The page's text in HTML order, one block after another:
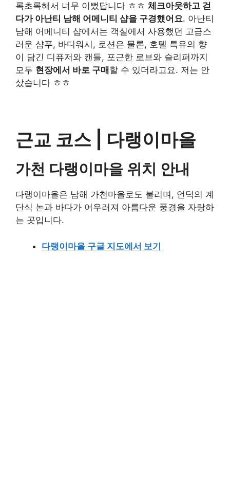
록초록해서 너무 이뻤답니다 ㅎㅎ 체크아웃하고 걷
다가 아난티 남해 어메니티 샵을 구경했어요. 아난티
남해 어메니티 샵에서는 객실에서 사용했던 고급스
러운 샴푸, 바디워시, 로션은 물론, 호텔 특유의 향
이 담긴 디퓨저와 캔들, 포근한 로브와 슬리퍼까지
모두 현장에서 바로 구매 할 수 있더라고요. 저는 안
샀습니다 ㅎㅎ
근교 코스 | 다랭이마을
가천 다랭이마을 위치 안내
다랭이마을은 남해 가천마을로도 불리며, 언덕의 계
단식 논과 바다가 어우러져 아름다운 풍경을 자랑하
는 곳입니다.
다랭이마을 구글 지도에서 보기